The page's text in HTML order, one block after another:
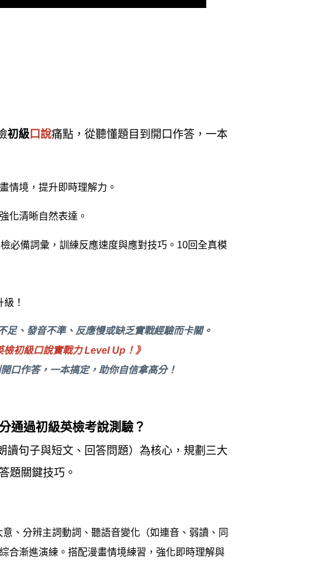
初級 口說痛點，從聽懂題目到開口作答，一本
情境，提升即時理解力。
化清晰自然表達。
必備詞彙，訓練反應速度與應對技巧。10回全真模
！
、發音不準、反應慢或缺乏實戰經驗而卡關。
初級口說實戰力 Level Up！》
口作答，一本搞定，助你自信拿高分！
通過初級英檢考說測驗？
句子與短文、回答問題）為核心，規劃三大
題關鍵技巧。
、分辨主詞動詞、聽語音變化（如連音、弱讀、同
合漸進演練。搭配漫畫情境練習，強化即時理解與